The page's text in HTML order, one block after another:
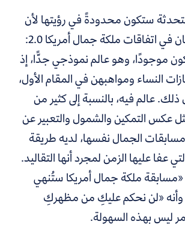
ستكون محدودةً في رؤيتها لأن
هناك عالمين يلعبان في اتفاقات ملكة جمال أمريكا 2.0:
موجودًا، وهو عالم نموذجي جدًّا، إذ
النساء ومواهبهن في المقام الأول،
عالم فيه، بالنسبة إلى كثير من
عكس التمكين والشمول والتعبير عن
الجمال نفسها، لديه طريقة
عفا عليها الزمن لمجرد أنها التقاليد.
ملكة جمال أمريكا ستُنهي
وأنه «لن نحكم عليكِ من مظهركِ
ليس بهذه السهولة.